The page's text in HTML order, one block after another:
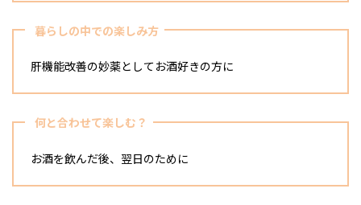
暮らしの中での楽しみ方
肝機能改善の妙薬としてお酒好きの方に
何と合わせて楽しむ？
お酒を飲んだ後、翌日のために